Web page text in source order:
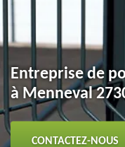
Entreprise de
à Menneval
CONTACTEZ-NOUS